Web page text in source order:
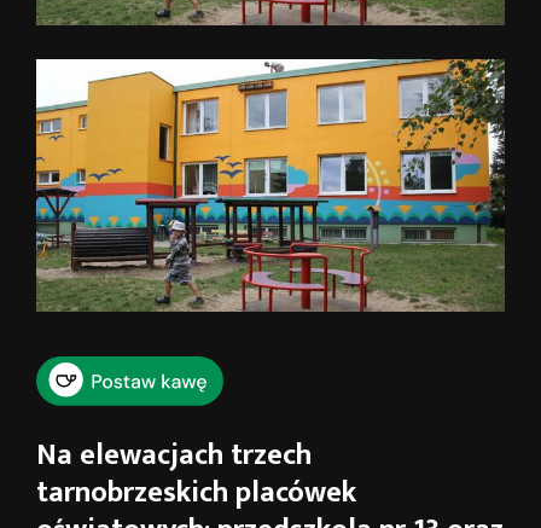
Na elewacjach trzech
tarnobrzeskich placówek